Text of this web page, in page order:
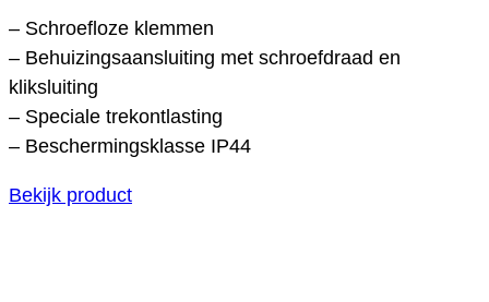
– Schroefloze klemmen
– Behuizingsaansluiting met schroefdraad en
kliksluiting
– Speciale trekontlasting
– Beschermingsklasse IP44
Bekijk product